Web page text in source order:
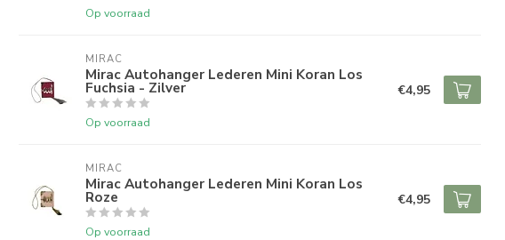
Op voorraad
MIRAC
Mirac Autohanger Lederen Mini Koran Los
Fuchsia - Zilver
Op voorraad
€4,95
MIRAC
Mirac Autohanger Lederen Mini Koran Los
Roze
Op voorraad
€4,95